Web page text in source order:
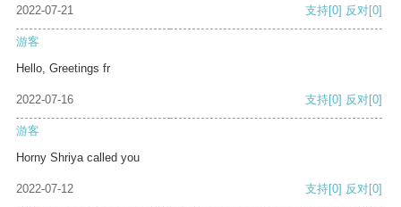
2022-07-21 支持[0] 反对[0]
游客
Hello, Greetings fr
2022-07-16 支持[0] 反对[0]
游客
Horny Shriya called you
2022-07-12 支持[0] 反对[0]